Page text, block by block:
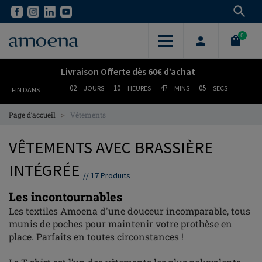
Skip
content
Skip
content
0
Livraison Offerte dès 60€ d’achat
FIN DANS 02 JOURS 10 HEURES 47 MINS 04 SECS
Page d’accueil > Vêtements
VÊTEMENTS AVEC BRASSIÈRE
INTÉGRÉE //17Produits
Les incontournables
Les textiles Amoena d'une douceur incomparable, tous
munis de poches pour maintenir votre prothèse en
place. Parfaits en toutes circonstances !